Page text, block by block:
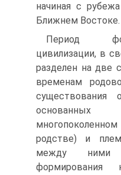
начиная с
Ближнем Востоке.
Период
цивилизации, в
разделен на две
временам
существования
основанных
родстве) и
между ними
формирования